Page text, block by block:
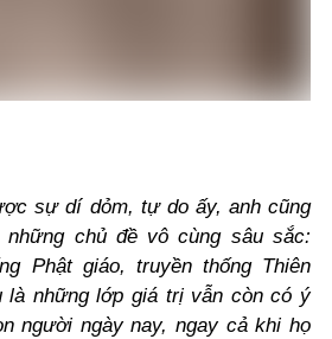
sự dí dỏm, tự do ấy, anh cũng
chủ đề vô cùng sâu sắc:
Phật giáo, truyền thống Thiên
là những lớp giá trị vẫn còn có ý
người ngày nay, ngay cả khi họ